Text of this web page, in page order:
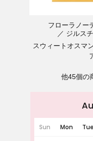
フローラノー
ジルス
スウィートオスマ
他45個の
Sun Mon Tue